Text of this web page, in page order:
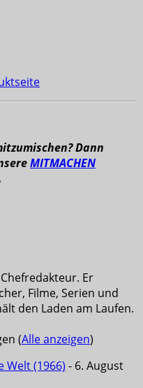
Dann
MITMACHEN
Er
Filme, Serien und
den Laden am Laufen.
(Alle anzeigen)
Welt (1966) - 6. August